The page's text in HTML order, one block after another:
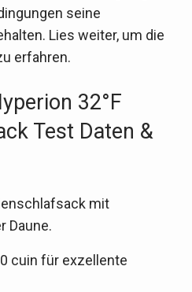
seine
Lies weiter, um die
erfahren.
32°F
Test Daten &
mit
Daune.
cuin für exzellente